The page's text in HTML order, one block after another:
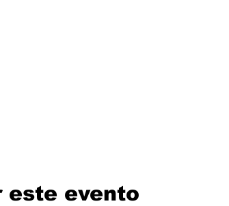
este evento